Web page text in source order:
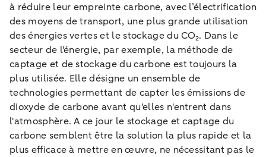
à réduire leur empreinte carbone, avec l’électrification
des moyens de transport, une plus grande utilisation
des énergies vertes et le stockage du CO₂. Dans le
secteur de l'énergie, par exemple, la méthode de
captage et de stockage du carbone est toujours la
plus utilisée. Elle désigne un ensemble de
technologies permettant de capter les émissions de
dioxyde de carbone avant qu'elles n'entrent dans
l'atmosphère. A ce jour le stockage et captage du
carbone semblent être la solution la plus rapide et la
plus efficace à mettre en œuvre, ne nécessitant pas le